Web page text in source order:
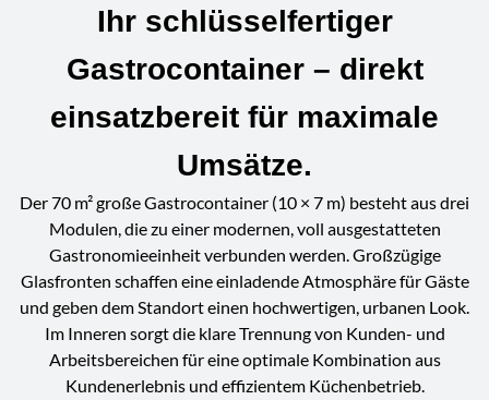
Ihr schlüsselfertiger
Gastrocontainer – direkt
einsatzbereit für maximale
Umsätze.
Der 70 m² große Gastrocontainer (10 × 7 m) besteht aus drei
Modulen, die zu einer modernen, voll ausgestatteten
Gastronomieeinheit verbunden werden. Großzügige
Glasfronten schaffen eine einladende Atmosphäre für Gäste
und geben dem Standort einen hochwertigen, urbanen Look.
Im Inneren sorgt die klare Trennung von Kunden- und
Arbeitsbereichen für eine optimale Kombination aus
Kundenerlebnis und effizientem Küchenbetrieb.